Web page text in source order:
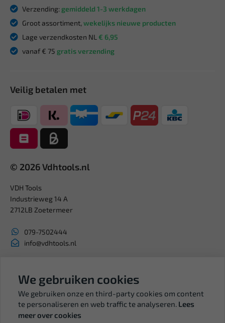
Verzending: gemiddeld 1-3 werkdagen
Groot assortiment, wekelijks nieuwe producten
Lage verzendkosten NL € 6,95
vanaf € 75 gratis verzending
Veilig betalen met
© 2026 Vdhtools.nl
VDH Tools
Industrieweg 14 A
2712LB Zoetermeer
079-7502444
info@vdhtools.nl
BTW: NL819958657B01
We gebruiken cookies
We gebruiken onze en third-party cookies om content
te personaliseren en web traffic te analyseren. Lees
meer over cookies